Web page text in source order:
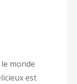
monde
est